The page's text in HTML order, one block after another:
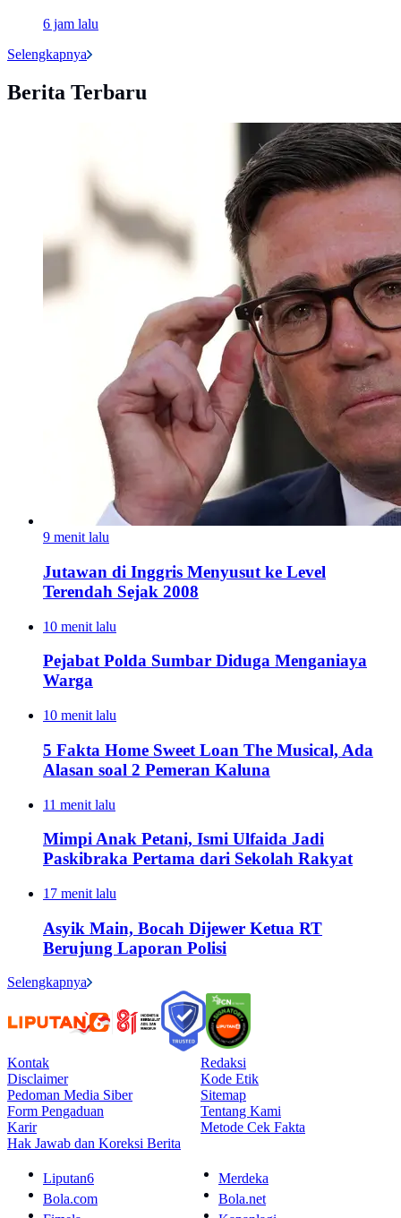
6 jam lalu
Selengkapnya
Berita Terbaru
9 menit lalu
Jutawan di Inggris Menyusut ke Level
Terendah Sejak 2008
10 menit lalu
Pejabat Polda Sumbar Diduga Menganiaya
Warga
10 menit lalu
5 Fakta Home Sweet Loan The Musical, Ada
Alasan soal 2 Pemeran Kaluna
11 menit lalu
Mimpi Anak Petani, Ismi Ulfaida Jadi
Paskibraka Pertama dari Sekolah Rakyat
17 menit lalu
Asyik Main, Bocah Dijewer Ketua RT
Berujung Laporan Polisi
Selengkapnya
Kontak
Redaksi
Disclaimer
Kode Etik
Pedoman Media Siber
Sitemap
Form Pengaduan
Tentang Kami
Karir
Metode Cek Fakta
Hak Jawab dan Koreksi Berita
Liputan6
Merdeka
Bola.com
Bola.net